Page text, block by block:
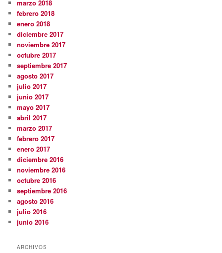
marzo 2018
febrero 2018
enero 2018
diciembre 2017
noviembre 2017
octubre 2017
septiembre 2017
agosto 2017
julio 2017
junio 2017
mayo 2017
abril 2017
marzo 2017
febrero 2017
enero 2017
diciembre 2016
noviembre 2016
octubre 2016
septiembre 2016
agosto 2016
julio 2016
junio 2016
ARCHIVOS